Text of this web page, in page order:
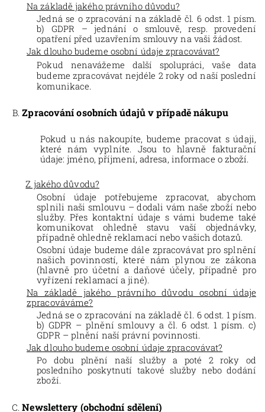
Na základě jakého právního důvodu?
Jedná se o zpracování na základě čl. 6 odst. 1 písm.
b) GDPR – jednání o smlouvě, resp. provedení
opatření před uzavřením smlouvy na vaši žádost.
Jak dlouho budeme osobní údaje zpracovávat?
Pokud nenavážeme další spolupráci, vaše data
budeme zpracovávat nejdéle 2 roky od naší poslední
komunikace.
Zpracování osobních údajů v případě nákupu
Pokud u nás nakoupíte, budeme pracovat s údaji,
které nám vyplníte. Jsou to hlavně fakturační
údaje: jméno, příjmení, adresa, informace o zboží.
Z jakého důvodu?
Osobní údaje potřebujeme zpracovat, abychom
splnili naši smlouvu – dodali vám našezboží nebo
služby. Přes kontaktní údaje s vámi budeme také
komunikovat ohledně stavu vaší objednávky,
případně ohledně reklamací nebo vašich dotazů.
Osobní údaje budeme dále zpracovávat pro splnění
našich povinností, které nám plynou ze zákona
(hlavně pro účetní a daňové účely, případně pro
vyřízení reklamací a jiné).
Na základě jakého právního důvodu osobní údaje
zpracováváme?
Jedná se o zpracování na základě čl. 6 odst. 1 písm.
b) GDPR – plnění smlouvy a čl. 6 odst. 1 písm. c)
GDPR – plnění naší právní povinnosti.
Jak dlouho budeme osobní údaje zpracovávat?
Po dobu plnění naší služby a poté 2 roky
od
posledního poskytnutí takové služby nebo dodání
zboží.
Newslettery (obchodní sdělení)